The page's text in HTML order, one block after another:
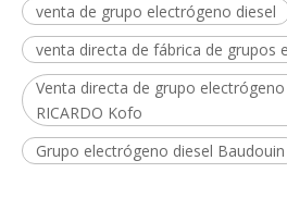
venta de grupo electrógeno diesel
venta directa de fábrica de grupos
Venta directa de grupo
RICARDO Kofo
Grupo electrógeno diesel Baudouin